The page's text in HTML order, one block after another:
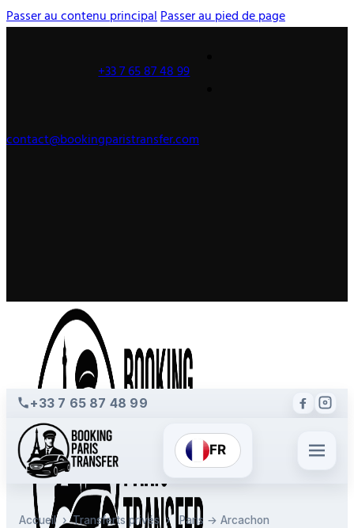
Passer au contenu principalPasser au pied de page
+33 7 65 87 48 99
contact@bookingparistransfer.com
+33 7 65 87 48 99
FR
Accueil › Transferts privés › Paris → Arcachon